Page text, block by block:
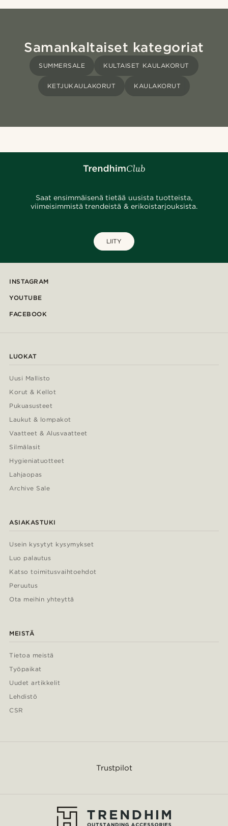
Samankaltaiset kategoriat
SUMMERSALE KULTAISET KAULAKORUT
KETJUKAULAKORUT KAULAKORUT
Saat ensimmäisenä tietää uusista tuotteista,
viimeisimmistä trendeistä & erikoistarjouksista.
LIITY
INSTAGRAM
YOUTUBE
FACEBOOK
LUOKAT
Uusi Mallisto
Korut & Kellot
Pukuasusteet
Laukut & lompakot
Vaatteet & Alusvaatteet
Silmälasit
Hygieniatuotteet
Lahjaopas
Archive Sale
ASIAKASTUKI
Usein kysytyt kysymykset
Luo palautus
Katso toimitusvaihtoehdot
Peruutus
Ota meihin yhteyttä
MEISTÄ
Tietoa meistä
Työpaikat
Uudet artikkelit
Lehdistö
CSR
Trustpilot